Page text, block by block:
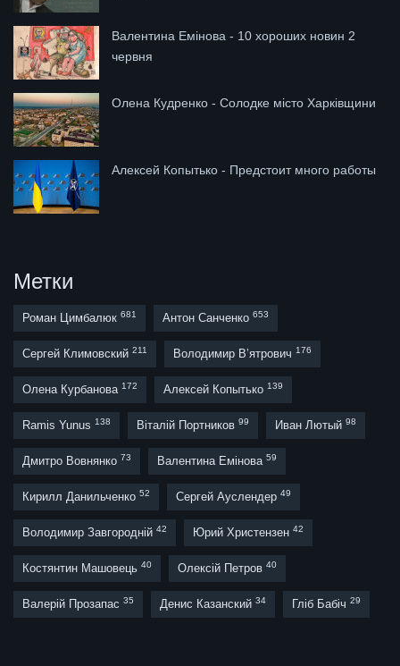
Валентина Емінова - 10 хороших новин 2
червня
Олена Кудренко - Солодке місто Харківщини
Алексей Копытько - Предстоит много работы
Метки
Роман Цимбалюк 681 Антон Санченко 653
Сергей Климовский 211 Володимир В’ятрович 176
Олена Курбанова 172 Алексей Копытько 139
Ramis Yunus 138 Віталій Портников 99 Иван Лютый 98
Дмитро Вовнянко 73 Валентина Емінова 59
Кирилл Данильченко 52 Сергей Ауслендер 49
Володимир Завгородній 42 Юрий Христензен 42
Костянтин Машовець 40 Олексій Петров 40
Валерій Прозапас 35 Денис Казанский 34 Гліб Бабіч 29